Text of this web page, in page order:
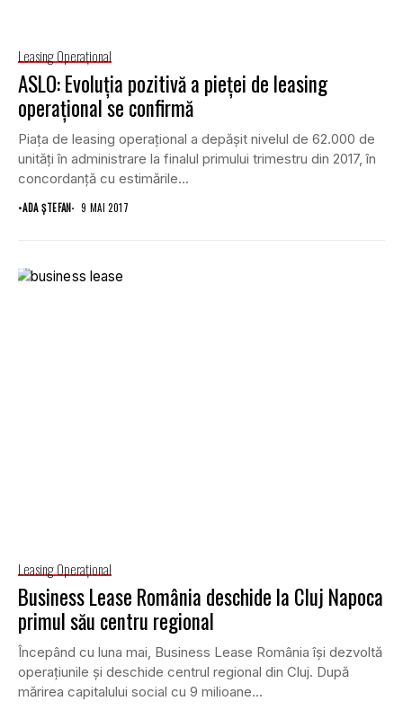
Leasing Operaţional
ASLO: Evoluţia pozitivă a pieţei de leasing
operaţional se confirmă
Piaţa de leasing operaţional a depăşit nivelul de 62.000 de
unităţi în administrare la finalul primului trimestru din 2017, în
concordanţă cu estimările...
•ADA ȘTEFAN 9 MAI 2017
Leasing Operaţional
Business Lease România deschide la Cluj Napoca
primul său centru regional
Începând cu luna mai, Business Lease România îşi dezvoltă
operaţiunile şi deschide centrul regional din Cluj. După
mărirea capitalului social cu 9 milioane...